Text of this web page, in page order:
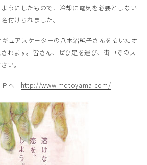
うにしたもので、冷却に電気を必要としない
付けられました。
ュアスケーターの八木沼純子さんを招いたオ
れます。皆さん、ぜひ足を運び、街中でのス
い。
Ｐへ http://www.mdtoyama.com/